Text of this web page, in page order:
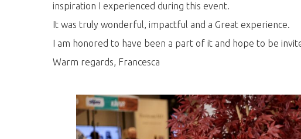
inspiration I experienced during this event.
It was truly wonderful, impactful and a Great experience.
I am honored to have been a part of it and hope to be
Warm regards, Francesca